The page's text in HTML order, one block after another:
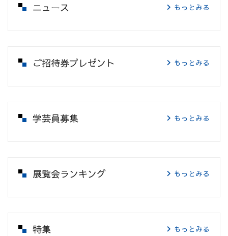
ニュース もっとみる
ご招待券プレゼント もっとみる
学芸員募集 もっとみる
展覧会ランキング もっとみる
特集 もっとみる